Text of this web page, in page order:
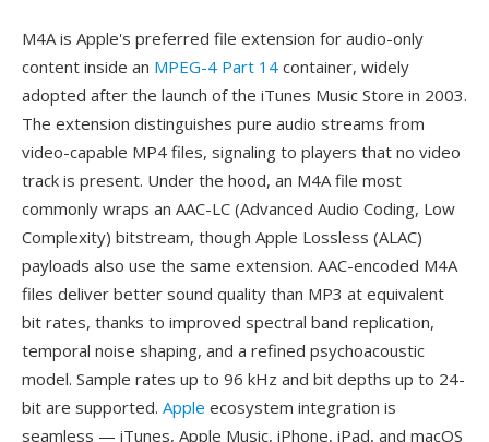
M4A is Apple's preferred file extension for audio-only
content inside an MPEG-4 Part 14 container, widely
adopted after the launch of the iTunes Music Store in 2003.
The extension distinguishes pure audio streams from
video-capable MP4 files, signaling to players that no video
track is present. Under the hood, an M4A file most
commonly wraps an AAC-LC (Advanced Audio Coding, Low
Complexity) bitstream, though Apple Lossless (ALAC)
payloads also use the same extension. AAC-encoded M4A
files deliver better sound quality than MP3 at equivalent
bit rates, thanks to improved spectral band replication,
temporal noise shaping, and a refined psychoacoustic
model. Sample rates up to 96 kHz and bit depths up to 24-
bit are supported. Apple ecosystem integration is
seamless — iTunes, Apple Music, iPhone, iPad, and macOS